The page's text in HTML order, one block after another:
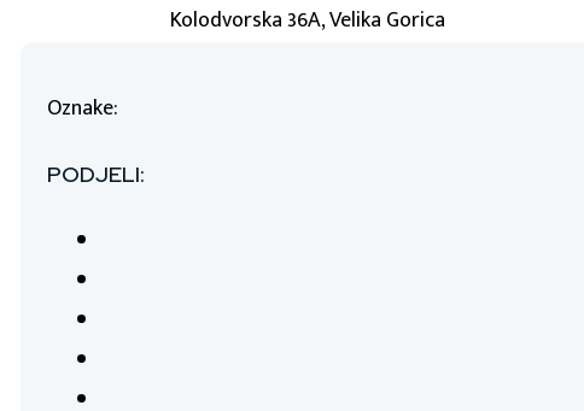
Kolodvorska 36A, Velika Gorica
Oznake:
PODJELI: